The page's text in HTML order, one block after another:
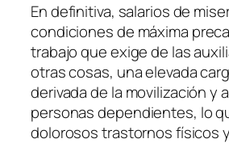
En definitiva, salarios de
condiciones de máxima
trabajo que exige de las
otras cosas, una elevada
derivada de la movilización y
personas dependientes, lo
dolorosos trastornos físicos